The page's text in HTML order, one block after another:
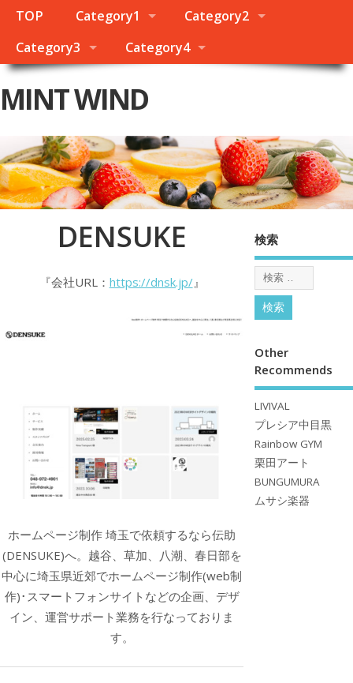
TOP Category1
Category2
Category3
Category4
MINT WIND
DENSUKE
『会社URL： https://dnsk.jp/』
ホームページ制作 埼玉で依頼するなら伝助
(DENSUKE)へ。越谷、草加、八潮、春日部を
中心に埼玉県近郊でホームページ制作(web制
作)･スマートフォンサイトなどの企画、デザ
イン、運営サポート業務を行なっておりま
す。
検索
Other
Recommends
LIVIVAL
プレシア中目黒
Rainbow GYM
栗田アート
BUNGUMURA
ムサシ楽器